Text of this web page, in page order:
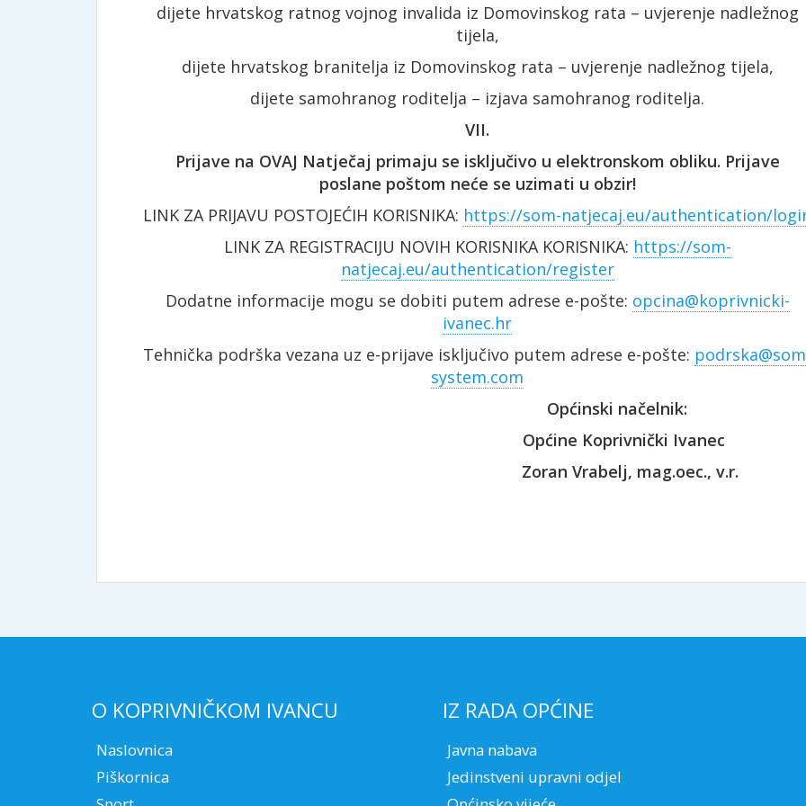
dijete hrvatskog ratnog vojnog invalida iz Domovinskog rata – uvjerenje nadležnog
tijela,
dijete hrvatskog branitelja iz Domovinskog rata – uvjerenje nadležnog tijela,
dijete samohranog roditelja – izjava samohranog roditelja.
VII.
Prijave na OVAJ Natječaj primaju se isključivo u elektronskom obliku. Prijave
poslane poštom neće se uzimati u obzir!
LINK ZA PRIJAVU POSTOJEĆIH KORISNIKA: https://som-natjecaj.eu/authentication/
LINK ZA REGISTRACIJU NOVIH KORISNIKA KORISNIKA: https://som-
natjecaj.eu/authentication/register
Dodatne informacije mogu se dobiti putem adrese e-pošte: opcina@koprivnicki-
ivanec.hr
Tehnička podrška vezana uz e-prijave isključivo putem adrese e-pošte:
system.com
Općinski načelnik:
Općine Koprivnički Ivanec
Zoran Vrabelj, mag.oec., v.r.
O KOPRIVNIČKOM IVANCU
Naslovnica
Piškornica
IZ RADA OPĆINE
Javna nabava
Jedinstveni upravni odjel